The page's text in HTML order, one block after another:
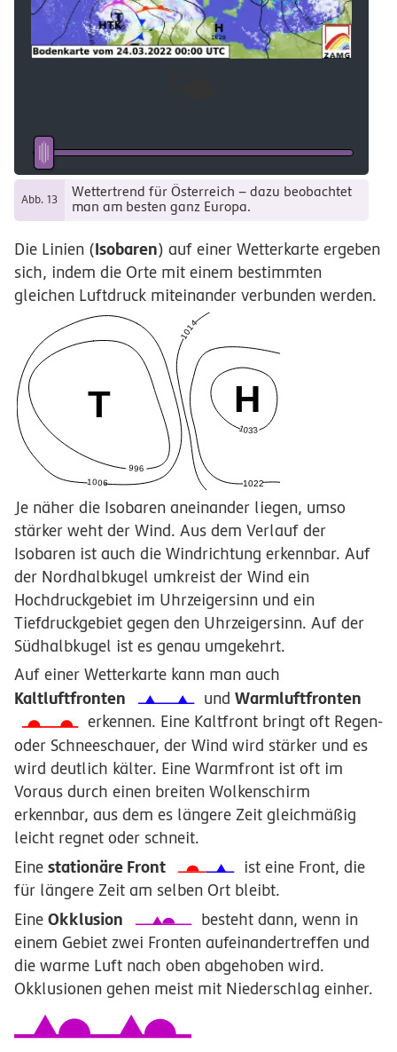
Abb. 13
Wettertrend für Österreich – dazu beobachtet
man am besten ganz Europa.
Die Linien (Isobaren) auf einer Wetterkarte ergeben
sich, indem die Orte mit einem bestimmten
gleichen Luftdruck miteinander verbunden werden.
Je näher die Isobaren aneinander liegen, umso
stärker weht der Wind. Aus dem Verlauf der
Isobaren ist auch die Windrichtung erkennbar. Auf
der Nordhalbkugel umkreist der Wind ein
Hochdruckgebiet im Uhrzeigersinn und ein
Tiefdruckgebiet gegen den Uhrzeigersinn. Auf der
Südhalbkugel ist es genau umgekehrt.
Auf einer Wetterkarte kann man auch
Kaltluftfronten und Warmluftfronten
erkennen. Eine Kaltfront bringt oft Regen-
oder Schneeschauer, der Wind wird stärker und es
wird deutlich kälter. Eine Warmfront ist oft im
Voraus durch einen breiten Wolkenschirm
erkennbar, aus dem es längere Zeit gleichmäßig
leicht regnet oder schneit.
Eine stationäre Front
ist eine Front, die
für längere Zeit am selben Ort bleibt.
Eine Okklusion
besteht dann, wenn in
einem Gebiet zwei Fronten aufeinandertreffen und
die warme Luft nach oben abgehoben wird.
Okklusionen gehen meist mit Niederschlag einher.